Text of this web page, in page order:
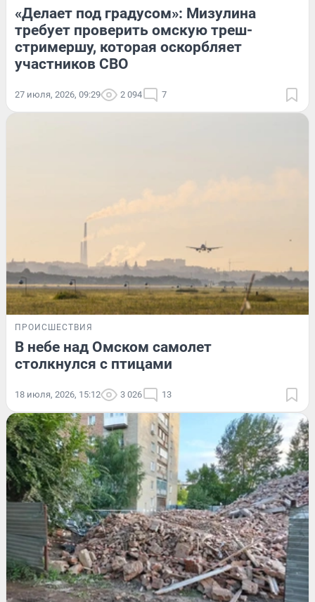
«Делает под градусом»: Мизулина
требует проверить омскую треш-
стримершу, которая оскорбляет
участников СВО
27 июля, 2026, 09:29 2 094 7
ПРОИСШЕСТВИЯ
В небе над Омском самолет
столкнулся с птицами
18 июля, 2026, 15:12 3 026 13